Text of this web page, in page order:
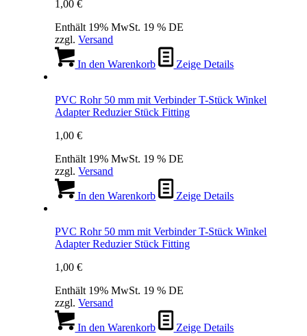
1,00€
Enthält 19% MwSt. 19 % DE
zzgl.Versand
In den Warenkorb Zeige Details
PVC Rohr 50 mm mit Verbinder T-Stück Winkel
Adapter Reduzier Stück Fitting
1,00€
Enthält 19% MwSt. 19 % DE
zzgl.Versand
In den Warenkorb Zeige Details
PVC Rohr 50 mm mit Verbinder T-Stück Winkel
Adapter Reduzier Stück Fitting
1,00€
Enthält 19% MwSt. 19 % DE
zzgl.Versand
In den Warenkorb Zeige Details